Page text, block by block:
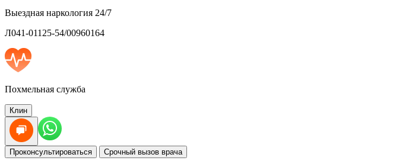
Выездная наркология 24/7
Л041-01125-54/00960164
Похмельная служба
Клин
Проконсультироваться Срочный вызов врача